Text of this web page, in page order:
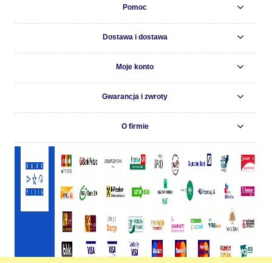
Pomoc
Dostawa i dostawa
Moje konto
Gwarancja i zwroty
O firmie